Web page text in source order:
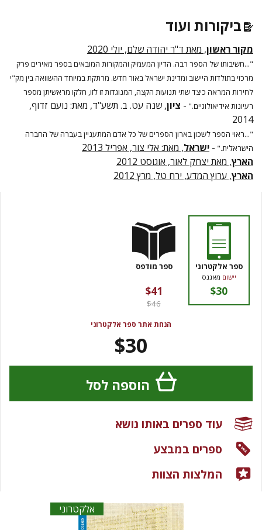
אלקטרוני
ביקורות ועוד
מקור ראשון, מאת ד"ר יהודה שלם, יולי 2020
"...חשיבותו של הספר רבה. הדיון המעמיק והמקורות המובאים בספר מאירים פרק
מרכזי בתולדות היישוב ומדינת ישראל באור חדש. מרתקת במיוחד ההשוואה בין מק"י
לחירות המראה כיצד שתי תנועות הקצה, המנוגדות זו לזו, חלקו מראשיתן מספר
רעיונות אידיאולוגיים." - ציון, שנה עט. ב. תשע"ד, מאת: נועם זדוף,
2014
"...ראוי הספר לשכון בארון הספרים של כל אדם המתעניין בעברה של החברה
הישראלית." - ישראל, מאת: אלי צור, אפריל 2013
הארץ, מאת יצחק לאור, אוגוסט 2012
הארץ, ערוץ המדע, ירח טל, מרץ 2012
ספר אלקטרוני
יישום מאגנס
$30
ספר מודפס
$41
$46
הנחת אתר ספר אלקטרוני
$30
הוספה לסל
עוד ספרים באותו נושא
ספרים במבצע
המלצות הצוות